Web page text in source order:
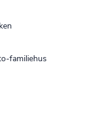
familiehus